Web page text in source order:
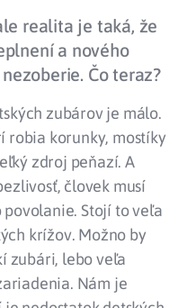
realita je taká, že
a nového
Čo teraz?
zubárov je málo.
robia korunky, mostíky
zdroj peňazí. A
človek musí
Stojí to veľa
krížov. Možno by
zubári, lebo veľa
Nám je